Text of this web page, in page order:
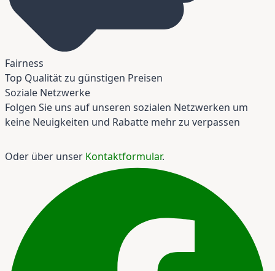
Fairness
Top Qualität zu günstigen Preisen
Soziale Netzwerke
Folgen Sie uns auf unseren sozialen Netzwerken um
keine Neuigkeiten und Rabatte mehr zu verpassen
Oder über unser Kontaktformular.